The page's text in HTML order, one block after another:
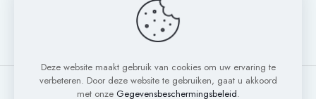
Deze website maakt gebruik van cookies om uw ervaring te
verbeteren. Door deze website te gebruiken, gaat u akkoord
met onze Gegevensbeschermingsbeleid.